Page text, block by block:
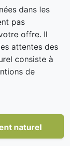
dans les
pas
offre. Il
attentes des
consiste à
de
naturel